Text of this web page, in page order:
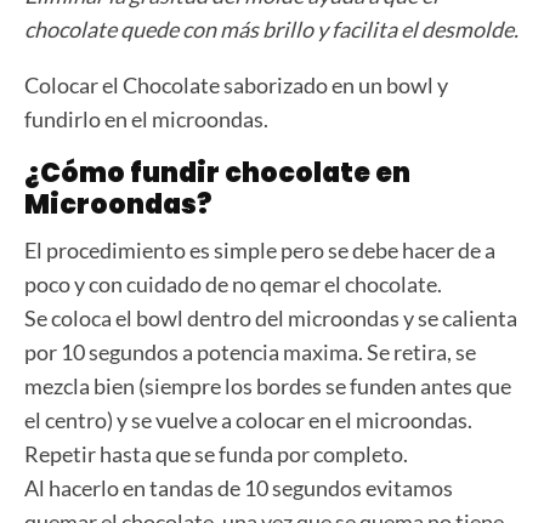
chocolate quede con más brillo y facilita el desmolde.
Colocar el Chocolate saborizado en un bowl y
fundirlo en el microondas.
¿Cómo fundir chocolate en
Microondas?
El procedimiento es simple pero se debe hacer de a
poco y con cuidado de no qemar el chocolate.
Se coloca el bowl dentro del microondas y se calienta
por 10 segundos a potencia maxima. Se retira, se
mezcla bien (siempre los bordes se funden antes que
el centro) y se vuelve a colocar en el microondas.
Repetir hasta que se funda por completo.
Al hacerlo en tandas de 10 segundos evitamos